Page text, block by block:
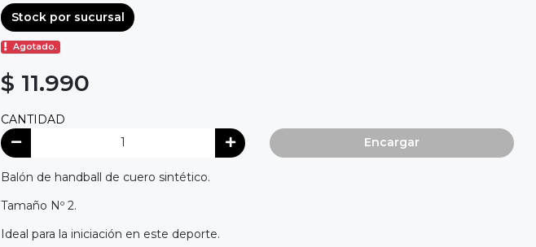
Stock por sucursal
Agotado.
$ 11.990
CANTIDAD
Encargar
Balón de handball de cuero sintético.
Tamaño Nº 2.
Ideal para la iniciación en este deporte.